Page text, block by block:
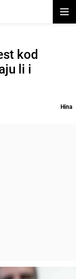
kod
li i
Hina